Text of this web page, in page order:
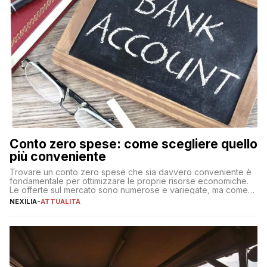
Conto zero spese: come scegliere quello
più conveniente
Trovare un conto zero spese che sia davvero conveniente è
fondamentale per ottimizzare le proprie risorse economiche.
Le offerte sul mercato sono numerose e variegate, ma come
individuare quella più adatta alle proprie esigenze senza
sul […]
NEXILIA-ATTUALITÀ